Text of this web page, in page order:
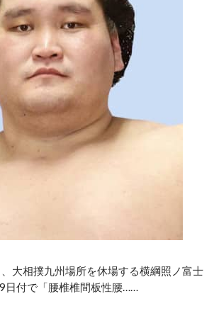
大相撲九州場所を休場する横綱照ノ富士
日付で「腰椎椎間板性腰……